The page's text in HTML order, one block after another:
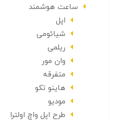
ساعت هوشمند
اپل
شیائومی
ریلمی
وان مور
متفرقه
هاینو تکو
مودیو
طرح اپل واچ اولترا